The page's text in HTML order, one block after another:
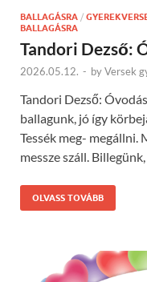
BALLAGÁSRA /
BALLAGÁSRA
Tandori Dezső:
2026.05.12. - byVersek
Tandori Dezső:
ballagunk, jó így
Tessék meg- megállni.
messze száll.
OLVASS TOVÁBB